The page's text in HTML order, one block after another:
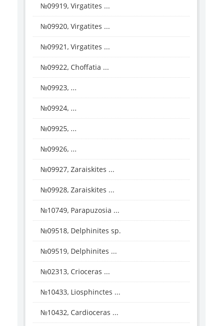
№09919, Virgatites ...
№09920, Virgatites ...
№09921, Virgatites ...
№09922, Choffatia ...
№09923, ...
№09924, ...
№09925, ...
№09926, ...
№09927, Zaraiskites ...
№09928, Zaraiskites ...
№10749, Parapuzosia ...
№09518, Delphinites sp.
№09519, Delphinites ...
№02313, Crioceras ...
№10433, Liosphinctes ...
№10432, Cardioceras ...